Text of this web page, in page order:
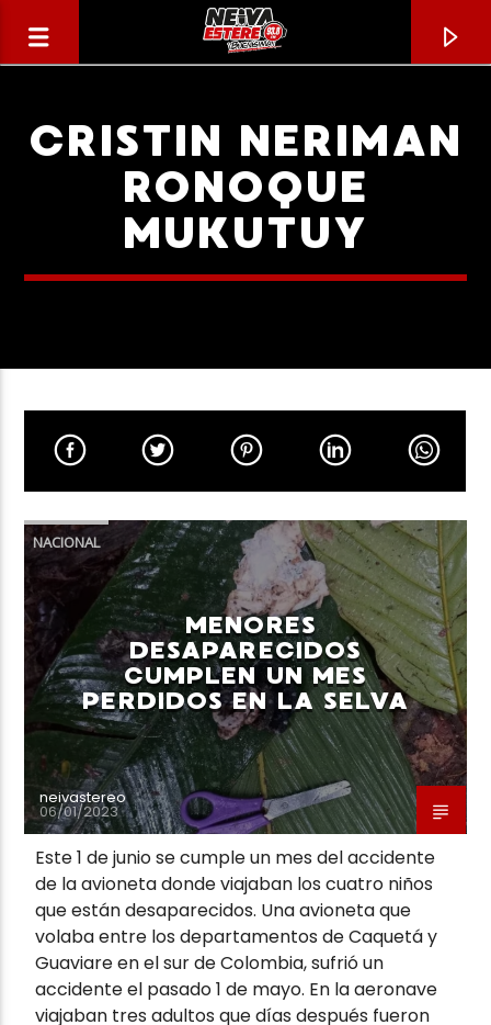
CANCIÓN ACTUAL
TÍTULO
Neiva Estereo
CRISTIN NERIMAN
RONOQUE
MUKUTUY
NACIONAL
MENORES
DESAPARECIDOS
CUMPLEN UN MES
PERDIDOS EN LA SELVA
neivastereo
06/01/2023
Este 1 de junio se cumple un mes del accidente
de la avioneta donde viajaban los cuatro niños
que están desaparecidos. Una avioneta que
volaba entre los departamentos de Caquetá y
Guaviare en el sur de Colombia, sufrió un
accidente el pasado 1 de mayo. En la aeronave
viajaban tres adultos que días después fueron